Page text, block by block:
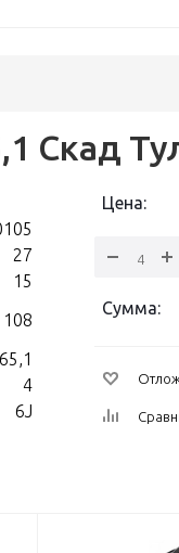
Скад
Цена:
Сумма:
27
15
108
65,1
4
6J